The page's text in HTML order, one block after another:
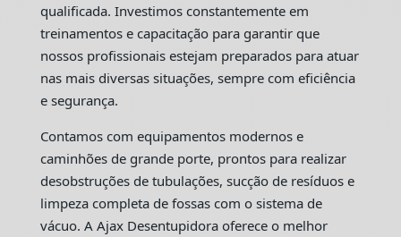
qualificada. Investimos constantemente em
treinamentos e capacitação para garantir que
nossos profissionais estejam preparados para atuar
nas mais diversas situações, sempre com eficiência
e segurança.
Contamos com equipamentos modernos e
caminhões de grande porte, prontos para realizar
desobstruções de tubulações, sucção de resíduos e
limpeza completa de fossas com o sistema de
vácuo. A Ajax Desentupidora oferece o melhor